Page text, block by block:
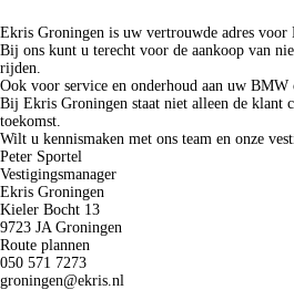
Fleetsales
Slimme BMW en MINI oplossingen voor uw wagenpark.
Naar fleetsales
Ekris Groningen is uw vertrouwde adres
Bij ons kunt u terecht voor de aankoop van
rijden.
Ook voor service en onderhoud aan uw
Bij Ekris Groningen staat niet alleen de klant
toekomst.
Wilt u kennismaken met ons team en onze
Peter Sportel
Vestigingsmanager
Ekris Groningen
Kieler Bocht 13
9723 JA Groningen
Route plannen
050 571 7273
groningen@ekris.nl